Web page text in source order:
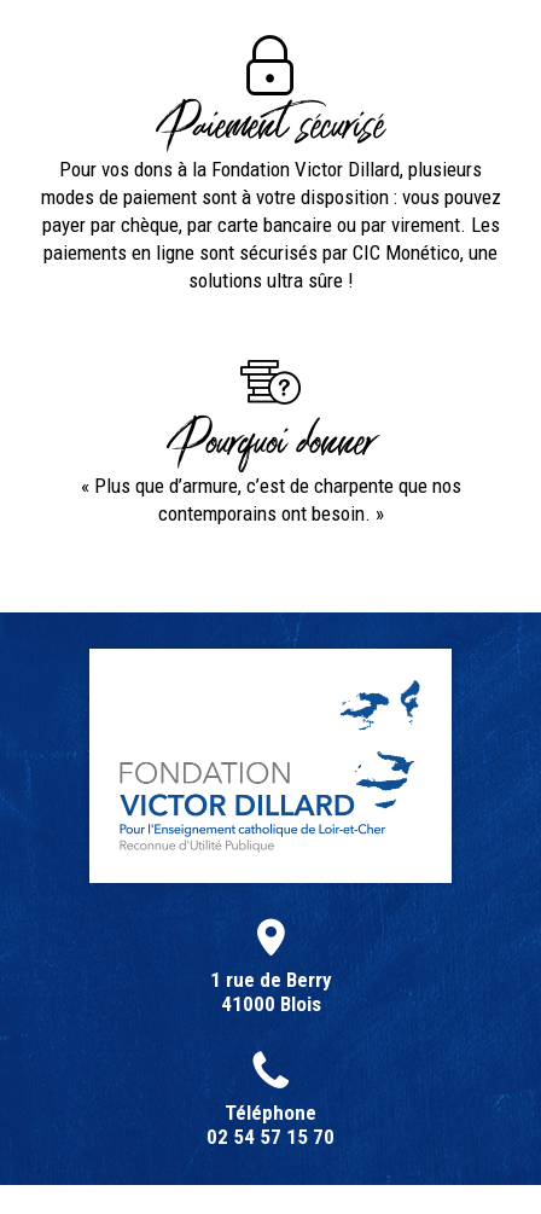
Paiement sécurisé
Pour vos dons à la Fondation Victor Dillard, plusieurs
modes de paiement sont à votre disposition : vous pouvez
payer par chèque, par carte bancaire ou par virement. Les
paiements en ligne sont sécurisés par CIC Monético, une
solutions ultra sûre !
Pourquoi donner
« Plus que d’armure, c’est de charpente que nos
contemporains ont besoin. »
1 rue de Berry
41000 Blois
Téléphone
02 54 57 15 70